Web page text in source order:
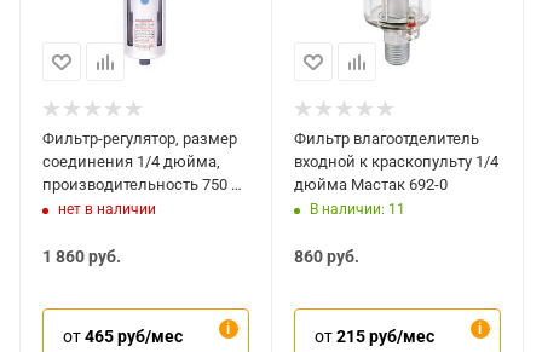
Фильтр-регулятор, размер
соединения 1/4 дюйма,
производительность 750 л/
мин, давление 0,5-8,5 бар
нет в наличии
1 860руб.
от465 руб/мес
Фильтр влагоотделитель
входной к краскопульту 1/4
дюйма Мастак 692-0
В наличии: 11
860руб.
от215 руб/мес